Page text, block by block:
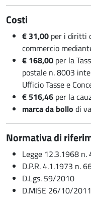
Costi
€ 31,00 per i diritti
commercio
€ 168,00 per la
postale n. 8003
Ufficio Tasse e
€ 516,46 per la
marca da bollo di
Normativa di
Legge 12.3.1968 n.
D.P.R. 4.1.1973 n.
D.Lgs. 59/2010
D.MISE 26/10/2011